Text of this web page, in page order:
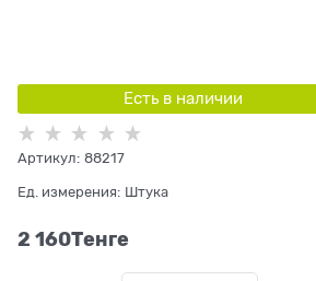
Есть в наличии
Артикул: 88217
Ед. измерения: Штука
2 160Tенге